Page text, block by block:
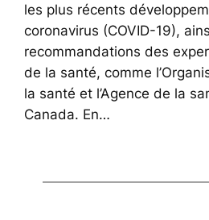
les plus récents
coronavirus (COVID-19),
recommandations des
de la santé, comme
la santé et l’Agence de la
Canada. En…